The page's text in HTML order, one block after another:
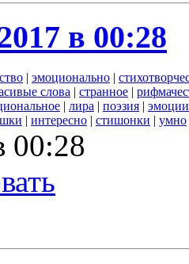
в 00:28
| эмоционально |
слова | странное |
| лира | поэзия | эмоции
| интересно | стишонки | умно
00:28